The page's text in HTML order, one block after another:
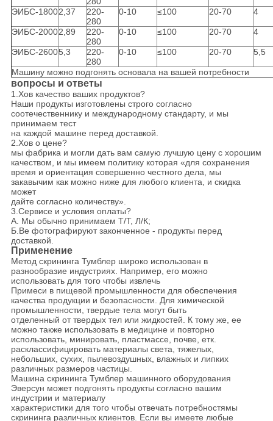
ЭИБС-18002,37
220-
280
0-10 ≤100 20-70 4
ЭИБС-20002,89
220-
280
0-10 ≤100 20-70 4
ЭИБС-26005,3
220-
280
0-10 ≤100 20-70 5,5
Машину можно подгонять основала на вашей потребности
вопросы и ответы
1.Хов качество ваших продуктов?
Наши продукты изготовлены строго согласно
соотечественнику и международному стандарту, и мы
принимаем тест
на каждой машине перед доставкой.
2.Хов о цене?
мы фабрика и могли дать вам самую лучшую цену с хорошим
качеством, и мы имеем политику которая «для сохранения
время и ориентация совершенно честного дела, мы
закавычим как можно ниже для любого клиента, и скидка
может
дайте согласно количеству».
3.Сервисе и условия оплаты?
А. Мы обычно принимаем Т/Т, Л/К;
Б.Ве фотографируют законченное - продукты перед
доставкой.
Применение
Метод скрининга Тумблер широко использован в
разнообразие индустриях. Например, его можно
использовать для того чтобы извлечь
Примеси в пищевой промышленности для обеспечения
качества продукции и безопасности. Для химической
промышленности, твердые тела могут быть
отделенный от твердых тел или жидкостей. К тому же, ее
можно также использовать в медицине и повторно
использовать, минировать, пластмассе, почве, етк.
расклассифицировать материалы света, тяжелых,
небольших, сухих, пылевоздушных, влажных и липких
различных размеров частицы.
Машина скрининга Тумблер машинного оборудования
Эверсун может подгонять продукты согласно вашим
индустрии и материалу
характеристики для того чтобы отвечать потребностямы
скрининга различных клиентов. Если вы имеете любые